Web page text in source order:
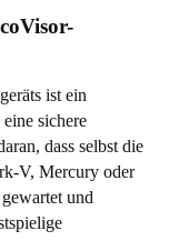
ist ein
sichere
dass selbst die
V, Mercury oder
und